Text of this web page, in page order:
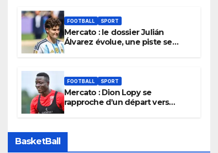
FOOTBALL SPORT
Mercato : le dossier Julián
Álvarez évolue, une piste se
FOOTBALL SPORT
Mercato : Dion Lopy se
rapproche d’un départ vers
BasketBall